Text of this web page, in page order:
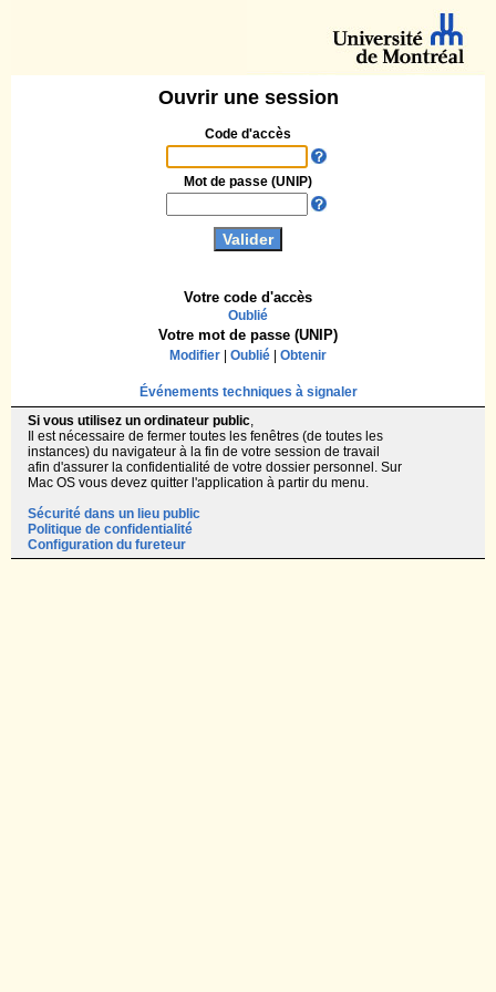
Ouvrir une session
Code d'accès
Votre code d'accès
Oublié
Mot de passe (UNIP)
Votre mot de passe (UNIP)
Modifier Oublié Obtenir
Événements techniques à signaler
Si vous utilisez un ordinateur public,
Il est nécessaire de fermer toutes les fenêtres (de toutes les
instances) du navigateur à la fin de votre session de travail
afin d'assurer la confidentialité de votre dossier personnel. Sur
Mac OS vous devez quitter l'application à partir du menu.
Sécurité dans un lieu public
Politique de confidentialité
Configuration du fureteur